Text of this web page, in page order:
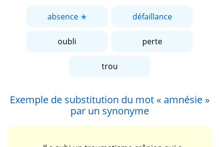
absence défaillance
oubli perte
trou
Exemple de substitution du mot « amnésie »
par un synonyme